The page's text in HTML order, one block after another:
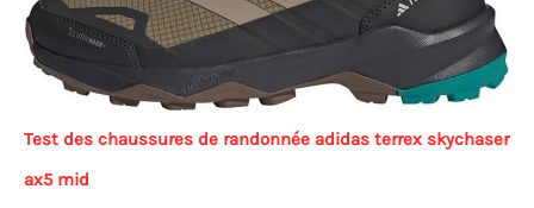
Test des chaussures de randonnée adidas terrex skychaser
ax5 mid